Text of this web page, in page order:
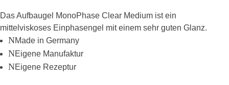
Das Aufbaugel MonoPhase Clear Medium ist ein
mittelviskoses Einphasengel mit einem sehr guten Glanz.
NMade in Germany
NEigene Manufaktur
NEigene Rezeptur